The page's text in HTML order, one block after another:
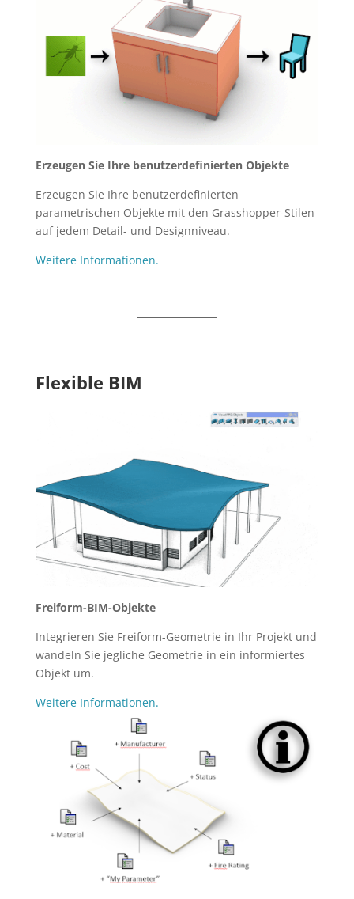
Erzeugen Sie Ihre benutzerdefinierten Objekte
Erzeugen Sie Ihre benutzerdefinierten
parametrischen Objekte mit den Grasshopper-Stilen
auf jedem Detail- und Designniveau.
Weitere Informationen.
Flexible BIM
Freiform-BIM-Objekte
Integrieren Sie Freiform-Geometrie in Ihr Projekt und
wandeln Sie jegliche Geometrie in ein informiertes
Objekt um.
Weitere Informationen.